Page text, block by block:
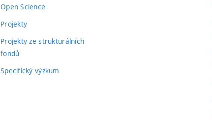
Open Science
Projekty
Projekty ze strukturálních
fondů
Specifický výzkum